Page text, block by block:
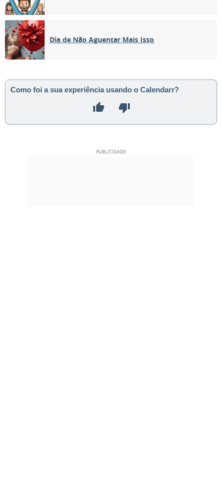
Dia de Não Aguentar Mais Isso
Como foi a sua experiência usando o Calendarr?